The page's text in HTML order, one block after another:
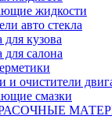
жидкости
авто стекла
для кузова
для салона
и очистители
смазки